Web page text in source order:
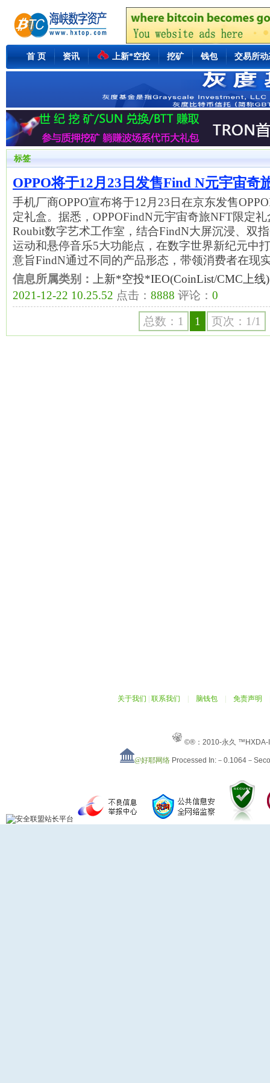
首 页 资讯 上新*空投 挖矿 钱包 交易所动
标签
OPPO将于12月23日发售Find N元宇宙奇
手机厂商OPPO宣布将于12月23日在京东发售
定礼盒。据悉，OPPOFindN元宇宙奇旅NFT限定
Roubit数字艺术工作室，结合FindN大屏沉浸、双
运动和悬停音乐5大功能点，在数字世界新纪元中
意旨FindN通过不同的产品形态，带领消费者在现
信息所属类别：
上新*空投*IEO(CoinList/CMC上线)
2021-12-22 10.25.52 点击： 8888 评论： 0
总数：1 1 页次：1/1
关于我们 联系我们 脑钱包 免责声明
©®：2010-永久
@好耶网络 Processed In:－0.1064－